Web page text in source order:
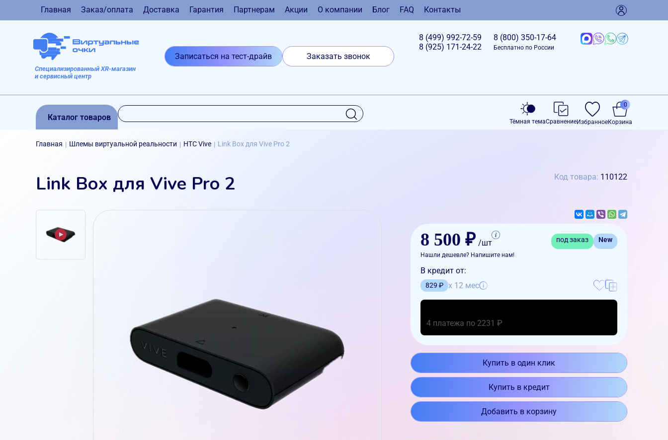
Главная Заказ/оплата Доставка Гарантия Партнерам Акции О компании Блог FAQ Контакты
Специализированный XR-магазин
и сервисный центр
Записаться на тест-драйв Заказать звонок
8 (499) 992-72-59
8 (925) 171-24-22
8 (800) 350-17-64
Бесплатно по России
Каталог товаров Тёмная темаСравнениеИзбранноеКорзина
0
Главная | Шлемы виртуальной реальности | HTC Vive | Link Box для Vive Pro 2
Link Box для Vive Pro 2 Код товара: 110122
8 500 ₽ /шт под заказ New
Нашли дешевле? Напишите нам!
В кредит от:
829 ₽ x 12 мес
4 платежа по 2231 ₽
Купить в один клик
Купить в кредит
Добавить в корзину